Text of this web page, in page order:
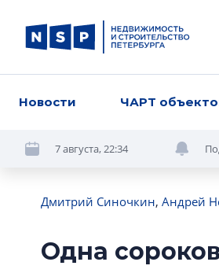
Новости ЧАРТ
7 августа, 22:34
Дмитрий Синочкин, Андрей
Одна